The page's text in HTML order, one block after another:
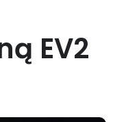
EV2